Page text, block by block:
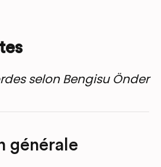
selon Bengisu Önder
générale